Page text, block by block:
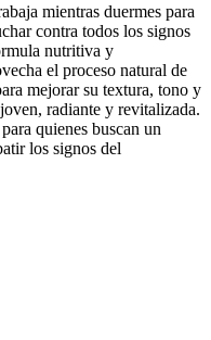
mientras duermes para
contra todos los signos
nutritiva y
el proceso natural de
mejorar su textura, tono y
radiante y revitalizada.
quienes buscan un
los signos del